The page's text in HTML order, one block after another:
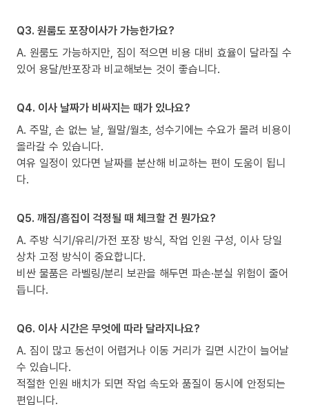
Q3. 원룸도 포장이사가 가능한가요?
A. 원룸도 가능하지만, 짐이 적으면 비용 대비 효율이 달라질 수
있어 용달/반포장과 비교해보는 것이 좋습니다.
Q4. 이사 날짜가 비싸지는 때가 있나요?
A. 주말, 손 없는 날, 월말/월초, 성수기에는 수요가 몰려 비용이
올라갈 수 있습니다.
여유 일정이 있다면 날짜를 분산해 비교하는 편이 도움이 됩니
다.
Q5. 깨짐/흠집이 걱정될 때 체크할 건 뭔가요?
A. 주방 식기/유리/가전 포장 방식, 작업 인원 구성, 이사 당일
상차 고정 방식이 중요합니다.
비싼 물품은 라벨링/분리 보관을 해두면 파손·분실 위험이 줄어
듭니다.
Q6. 이사 시간은 무엇에 따라 달라지나요?
A. 짐이 많고 동선이 어렵거나 이동 거리가 길면 시간이 늘어날
수 있습니다.
적절한 인원 배치가 되면 작업 속도와 품질이 동시에 안정되는
편입니다.